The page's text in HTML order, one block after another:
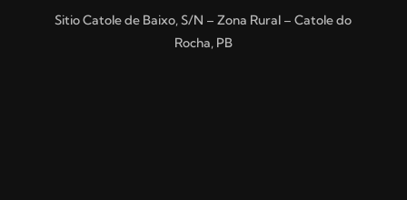
Sitio Catole de Baixo, S/N – Zona Rural – Catole do
Rocha, PB